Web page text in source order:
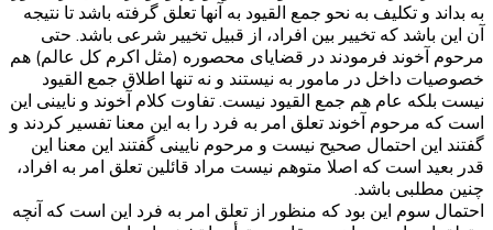
به بداند و تکلیف به نحو جمع القیود به آنها تعلق گرفته باشد تا نتیجه
آن این باشد که تخییر بین افراد، از قبیل تخییر شرعی باشد. حتی
مرحوم آخوند فرمودند در قضایای محصوره (مثل اکرم کل عالم) هم
خصوصیات داخل در مامور به نیستند و نه تنها اطلاق جمع القیود
نیست بلکه عام هم جمع القیود نیست. تفاوت کلام آخوند و نایینی این
است که مرحوم آخوند تعلق امر به فرد را به این معنا تفسیر کردند و
گفتند این احتمال صحیح نیست و مرحوم نایینی گفتند این معنا این
قدر بعید است که اصلا متوهم نیست مراد قائلین تعلق امر به افراد،
چنین مطلبی باشد.
احتمال سوم این بود که منظور از تعلق امر به فرد این است که آنچه